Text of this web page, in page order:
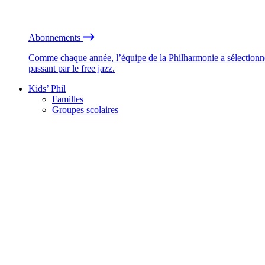
Abonnements
Comme chaque année, l’équipe de la Philharmonie a
passant par le free jazz.
Kids’ Phil
Familles
Groupes scolaires